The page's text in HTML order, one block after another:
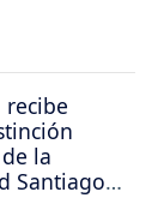
recibe
la
Santiago